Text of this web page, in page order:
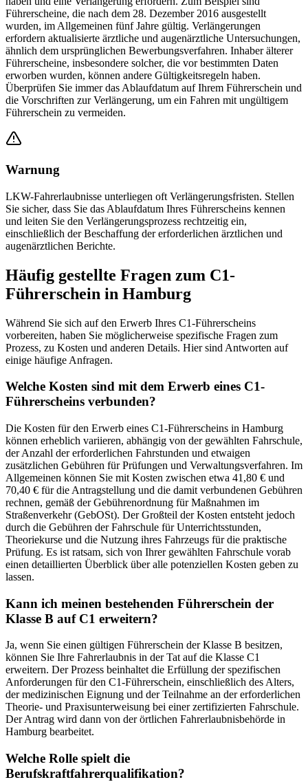
Führerscheine, die nach dem 28. Dezember 2016 ausgestellt
wurden, im Allgemeinen fünf Jahre gültig. Verlängerungen
erfordern aktualisierte ärztliche und augenärztliche Untersuchungen,
ähnlich dem ursprünglichen Bewerbungsverfahren. Inhaber älterer
Führerscheine, insbesondere solcher, die vor bestimmten Daten
erworben wurden, können andere Gültigkeitsregeln haben.
Überprüfen Sie immer das Ablaufdatum auf Ihrem Führerschein und
die Vorschriften zur Verlängerung, um ein Fahren mit ungültigem
Führerschein zu vermeiden.
Warnung
LKW-Fahrerlaubnisse unterliegen oft Verlängerungsfristen. Stellen
Sie sicher, dass Sie das Ablaufdatum Ihres Führerscheins kennen
und leiten Sie den Verlängerungsprozess rechtzeitig ein,
einschließlich der Beschaffung der erforderlichen ärztlichen und
augenärztlichen Berichte.
Häufig gestellte Fragen zum C1-
Führerschein in Hamburg
Während Sie sich auf den Erwerb Ihres C1-Führerscheins
vorbereiten, haben Sie möglicherweise spezifische Fragen zum
Prozess, zu Kosten und anderen Details. Hier sind Antworten auf
einige häufige Anfragen.
Welche Kosten sind mit dem Erwerb eines C1-
Führerscheins verbunden?
Die Kosten für den Erwerb eines C1-Führerscheins in Hamburg
können erheblich variieren, abhängig von der gewählten Fahrschule,
der Anzahl der erforderlichen Fahrstunden und etwaigen
zusätzlichen Gebühren für Prüfungen und Verwaltungsverfahren. Im
Allgemeinen können Sie mit Kosten zwischen etwa 41,80 € und
70,40 € für die Antragstellung und die damit verbundenen Gebühren
rechnen, gemäß der Gebührenordnung für Maßnahmen im
Straßenverkehr (GebOSt). Der Großteil der Kosten entsteht jedoch
durch die Gebühren der Fahrschule für Unterrichtsstunden,
Theoriekurse und die Nutzung ihres Fahrzeugs für die praktische
Prüfung. Es ist ratsam, sich von Ihrer gewählten Fahrschule vorab
einen detaillierten Überblick über alle potenziellen Kosten geben zu
lassen.
Kann ich meinen bestehenden Führerschein der
Klasse B auf C1 erweitern?
Ja, wenn Sie einen gültigen Führerschein der Klasse B besitzen,
können Sie Ihre Fahrerlaubnis in der Tat auf die Klasse C1
erweitern. Der Prozess beinhaltet die Erfüllung der spezifischen
Anforderungen für den C1-Führerschein, einschließlich des Alters,
der medizinischen Eignung und der Teilnahme an der erforderlichen
Theorie- und Praxisunterweisung bei einer zertifizierten Fahrschule.
Der Antrag wird dann von der örtlichen Fahrerlaubnisbehörde in
Hamburg bearbeitet.
Welche Rolle spielt die
Berufskraftfahrerqualifikation?